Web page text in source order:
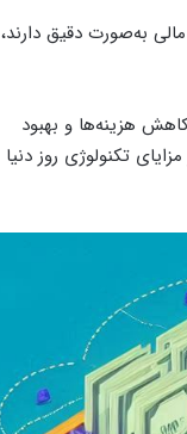
به‌صورت دقیق دارند،
هزینه‌ها و بهبود
تکنولوژی روز دنیا